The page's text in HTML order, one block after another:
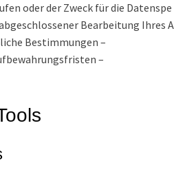
oder der Zweck für die Datenspe
Bearbeitung Ihres A
Bestimmungen –
–